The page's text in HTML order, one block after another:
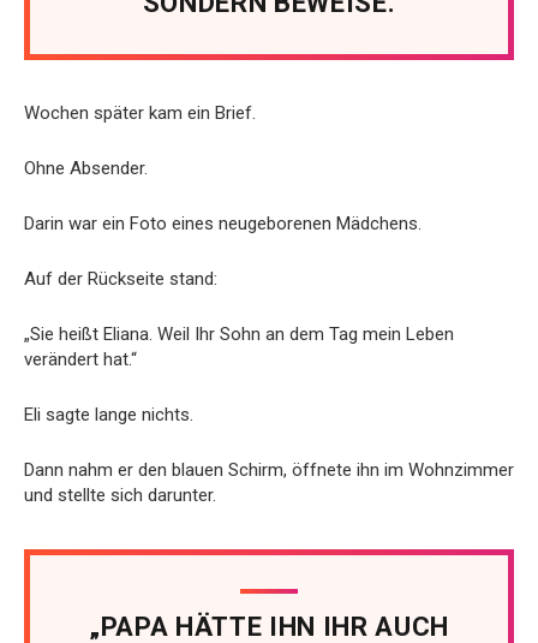
Wochen später kam ein Brief.
Ohne Absender.
Darin war ein Foto eines neugeborenen Mädchens.
Auf der Rückseite stand:
„Sie heißt Eliana. Weil Ihr Sohn an dem Tag mein Leben
verändert hat.“
Eli sagte lange nichts.
Dann nahm er den blauen Schirm, öffnete ihn im Wohnzimmer
und stellte sich darunter.
„PAPA HÄTTE IHN IHR AUCH